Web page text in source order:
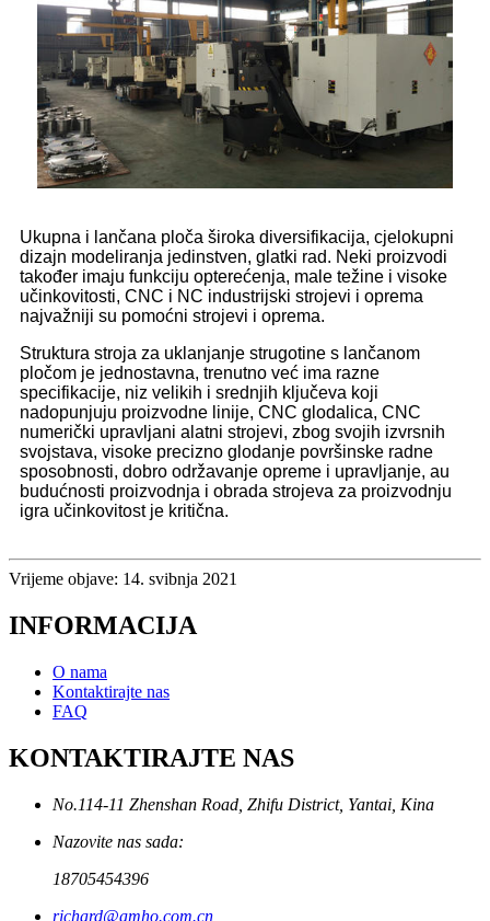
Ukupna i lančana ploča široka diversifikacija, cjelokupni
dizajn modeliranja jedinstven, glatki rad. Neki proizvodi
također imaju funkciju opterećenja, male težine i visoke
učinkovitosti, CNC i NC industrijski strojevi i oprema
najvažniji su pomoćni strojevi i oprema.
Struktura stroja za uklanjanje strugotine s lančanom
pločom je jednostavna, trenutno već ima razne
specifikacije, niz velikih i srednjih ključeva koji
nadopunjuju proizvodne linije, CNC glodalica, CNC
numerički upravljani alatni strojevi, zbog svojih izvrsnih
svojstava, visoke precizno glodanje površinske radne
sposobnosti, dobro održavanje opreme i upravljanje, au
budućnosti proizvodnja i obrada strojeva za proizvodnju
igra učinkovitost je kritična.
Vrijeme objave: 14. svibnja 2021
INFORMACIJA
O nama
Kontaktirajte nas
FAQ
KONTAKTIRAJTE NAS
No.114-11 Zhenshan Road, Zhifu District, Yantai, Kina
Nazovite nas sada:
18705454396
richard@amho.com.cn